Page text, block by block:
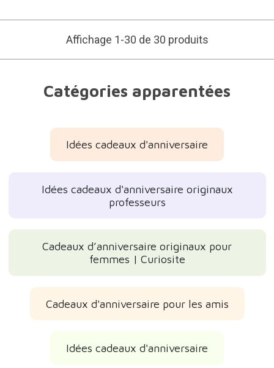
Affichage 1-30 de 30 produits
Catégories apparentées
Idées cadeaux d'anniversaire
Idées cadeaux d'anniversaire originaux
professeurs
Cadeaux d’anniversaire originaux pour
femmes | Curiosite
Cadeaux d'anniversaire pour les amis
Idées cadeaux d'anniversaire